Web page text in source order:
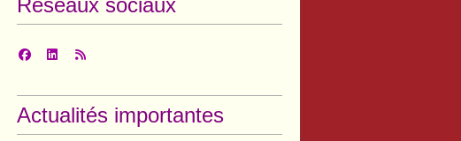
Réseaux sociaux
Actualités importantes